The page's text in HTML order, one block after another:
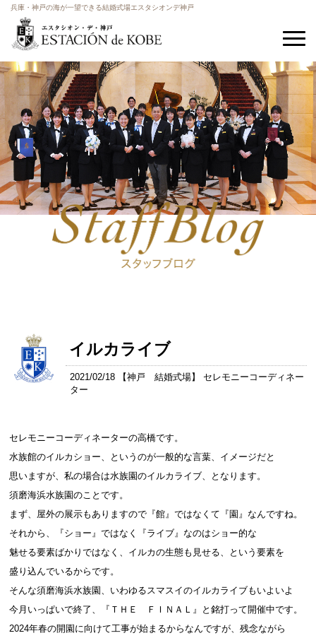
兵庫・神戸の海が一望できる結婚式場エスタシオンデ神戸
イルカライブ
2021/02/18 【神戸 結婚式場】 セレモニーコーディネー
ター
セレモニーコーディネーターの高橋です。
水族館のイルカショー、というのが一般的な言葉、イメージだと
思いますが、私の場合は水族園のイルカライブ、となります。
須磨海浜水族園のことです。
まず、屋外の展示もありますので『館』ではなくて『園』なんですね。
それから、『ショー』ではなく『ライブ』なのはショー的な
魅せる要素ばかりではなく、イルカの生態も見せる、という要素を
盛り込んでいるからです。
そんな須磨海浜水族園、いわゆるスマスイのイルカライブもいよいよ
今月いっぱいで終了、『ＴＨＥ ＦＩＮＡＬ』と銘打って開催中です。
2024年春の開園に向けて工事が始まるからなんですが、残念ながら